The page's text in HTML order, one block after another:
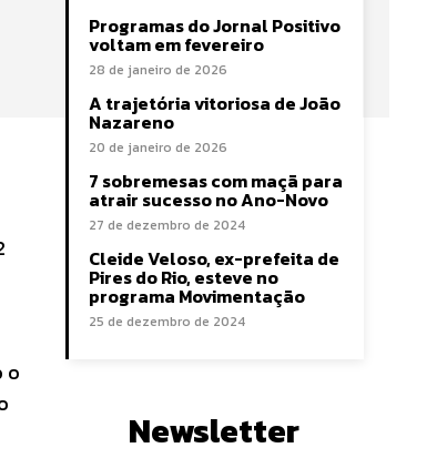
o
Programas do Jornal Positivo
voltam em fevereiro
28 de janeiro de 2026
A trajetória vitoriosa de João
Nazareno
20 de janeiro de 2026
7 sobremesas com maçã para
atrair sucesso no Ano-Novo
27 de dezembro de 2024
Cleide Veloso, ex-prefeita de
Pires do Rio, esteve no
programa Movimentação
25 de dezembro de 2024
Newsletter